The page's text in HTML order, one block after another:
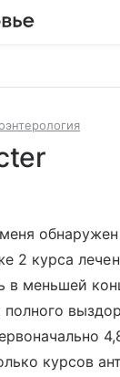
2 курса
в меньшей
курсов